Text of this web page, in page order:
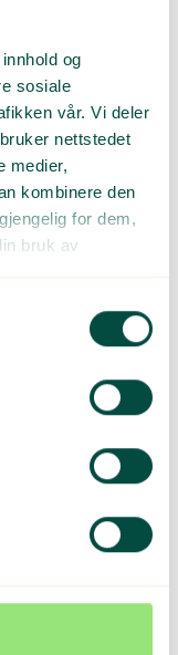
og
sosiale
vår. Vi deler
nettstedet
medier,
kombinere den
for dem,
bruk av
den geografiske
som det er
rundballeplast, men
og fiberduk.
tonn fiberduk,
542 tonn nett og
sine
landbruksplast til
eller
mulig å